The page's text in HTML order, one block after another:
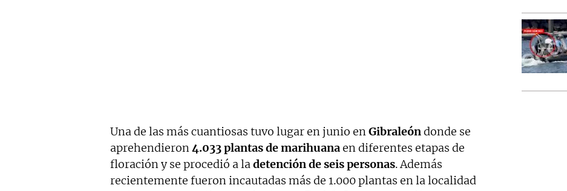
Una de las más cuantiosas tuvo lugar en junio enGibraleóndonde se
aprehendieron4.033 plantas de marihuanaen diferentes etapas de
floración y se procedió a ladetención de seis personas. Además
recientemente fueron incautadas más de 1.000 plantas en la localidad